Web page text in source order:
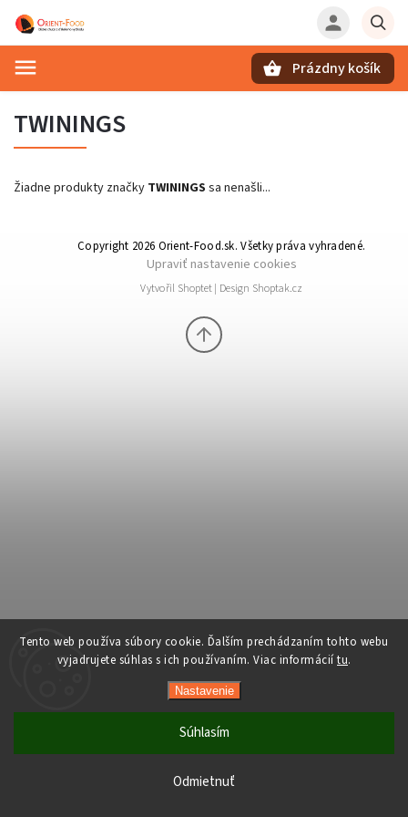
Tento web používa súbory cookie. Ďalším prechádzaním tohto webu
vyjadrujete súhlas s ich používaním. Viac informácií tu.
Nastavenie
Odmietnuť
Súhlasím
Počas horúcich dní neodporúčame doručenie do ParcelBoxov.
Produkty citlivé na vysoké teploty nemusia byť pri prevzatí v
Prázdny košík
TWININGS
Žiadne produkty značky TWININGS sa nenašli...
Copyright 2026 Orient-Food.sk. Všetky práva vyhradené.
Upraviť nastavenie cookies
Vytvořil Shoptet| Design Shoptak.cz